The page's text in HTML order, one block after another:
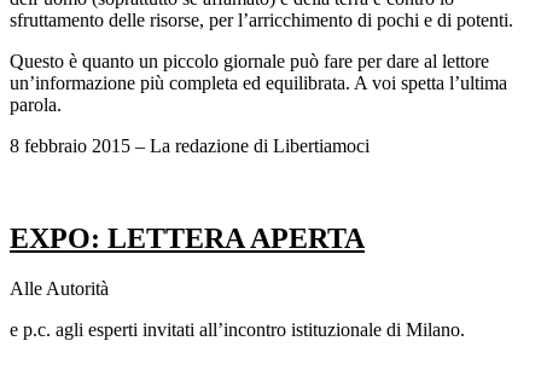
sfruttamento delle risorse, per l’arricchimento di pochi e di potenti.
Questo è quanto un piccolo giornale può fare per dare al lettore
un’informazione più completa ed equilibrata. A voi spetta l’ultima
parola.
8 febbraio 2015 – La redazione di Libertiamoci
EXPO: LETTERA APERTA
Alle Autorità
e p.c. agli esperti invitati all’incontro istituzionale di Milano.